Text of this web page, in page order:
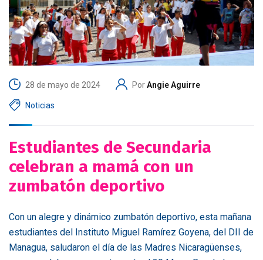
28 de mayo de 2024 PorAngie Aguirre
Noticias
Estudiantes de Secundaria
celebran a mamá con un
zumbatón deportivo
Con un alegre y dinámico zumbatón deportivo, esta mañana
estudiantes del Instituto Miguel Ramírez Goyena, del DII de
Managua, saludaron el día de las Madres Nicaragüenses,